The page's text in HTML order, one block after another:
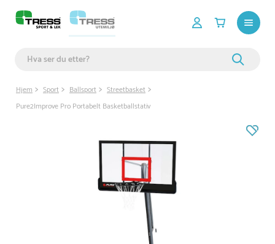
Hjem Sport Ballsport
Streetbasket
Pure2Improve Pro Portabelt Basketballstativ